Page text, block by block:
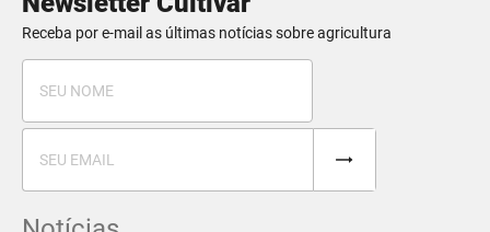
Receba por e-mail as últimas notícias sobre agricultura